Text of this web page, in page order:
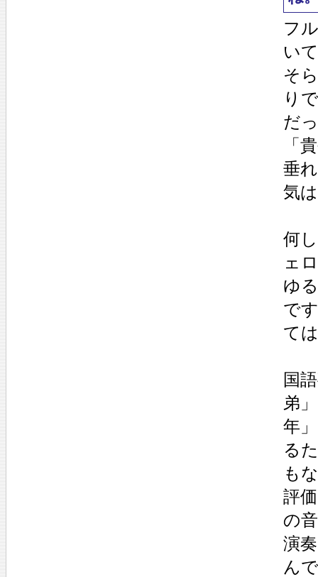
フ
い
そ
り
だ
「
垂
気
何
ェ
ゆ
で
て
国
弟
年
る
も
評
の
演
ん